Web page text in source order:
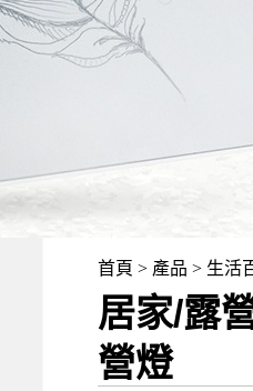
首頁 > 產品 > 生活
居家/
營燈